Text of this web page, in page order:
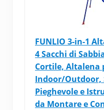
FUNLIO 3-in-1
4 Sacchi di
Cortile, Altalena
Indoor/Outdoor,
Pieghevole e
da Montare e